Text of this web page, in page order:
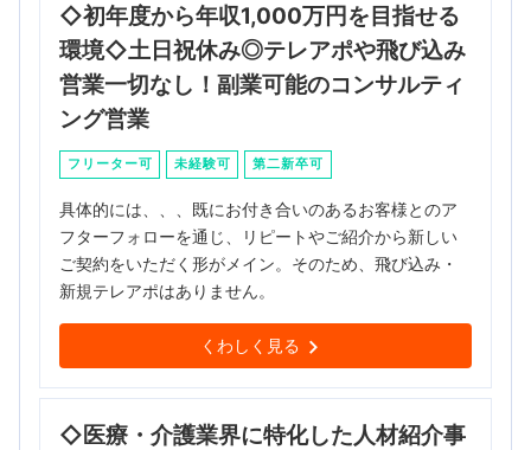
◇初年度から年収1,000万円を目指せる
環境◇土日祝休み◎テレアポや飛び込み
営業一切なし！副業可能のコンサルティ
ング営業
フリーター可 未経験可 第二新卒可
具体的には、、、既にお付き合いのあるお客様とのア
フターフォローを通じ、リピートやご紹介から新しい
ご契約をいただく形がメイン。そのため、飛び込み・
新規テレアポはありません。
くわしく見る
◇医療・介護業界に特化した人材紹介事